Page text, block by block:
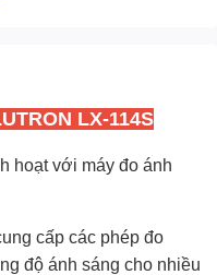
LX-114S
hoạt với máy đo ánh
cấp các phép đo
độ ánh sáng cho nhiều